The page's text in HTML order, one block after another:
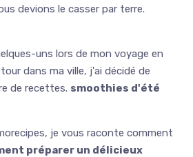
devions le casser par terre.
uns lors de mon voyage en
dans ma ville, j'ai décidé de
de recettes. smoothies d'été
je vous raconte comment
préparer un délicieux